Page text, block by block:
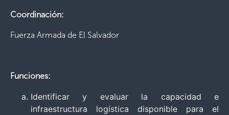
Coordinación:
Fuerza Armada de El Salvador
Funciones:
Identificar y evaluar la capacidad e
infraestructura logística disponible para el